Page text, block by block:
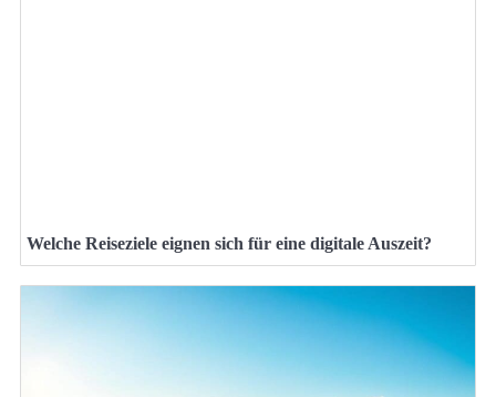
Welche Reiseziele eignen sich für eine digitale Auszeit?